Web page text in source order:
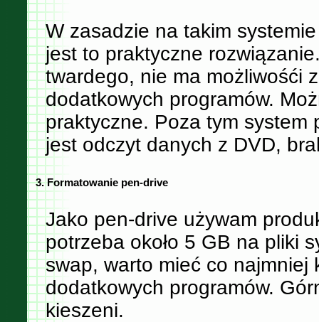
W zasadzie na takim
jest to praktyczne
twardego, nie ma możliwośći
dodatkowych programów.
praktyczne. Poza tym system
jest odczyt danych z DVD,
3. Formatowanie pen-drive
Jako pen-drive używam
potrzeba około 5 GB na pliki
swap, warto mieć co
dodatkowych programów.
kieszeni.